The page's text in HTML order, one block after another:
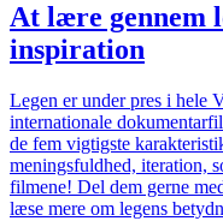
At lære gennem
inspiration
Legen er under pres i hele
internationale
de fem vigtigste
meningsfuldhed, iteration,
filmene! Del dem gerne
læse mere om legens